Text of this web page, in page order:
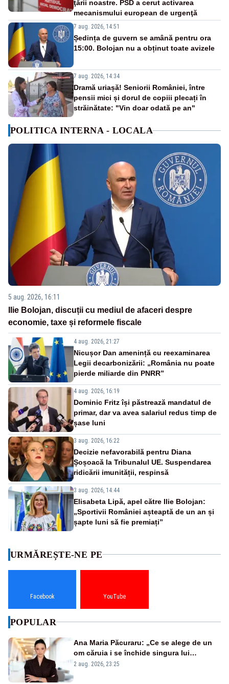
ţării noastre. PSD a cerut activarea
mecanismului european de urgenţă
7 aug. 2026, 14:51
Ședința de guvern se amână pentru ora
15:00. Bolojan nu a obținut toate avizele
7 aug. 2026, 14:34
Dramă uriașă! Seniorii României, între
pensii mici și dorul de copiii plecați în
străinătate: "Vin doar odată pe an"
POLITICA INTERNA - LOCALA
5 aug. 2026, 16:11
Ilie Bolojan, discuții cu mediul de afaceri despre
economie, taxe și reformele fiscale
4 aug. 2026, 21:27
Nicușor Dan amenință cu reexaminarea
Legii decarbonizării: „România nu poate
pierde miliarde din PNRR”
4 aug. 2026, 16:19
Dominic Fritz își păstrează mandatul de
primar, dar va avea salariul redus timp de
șase luni
3 aug. 2026, 16:22
Decizie nefavorabilă pentru Diana
Șoșoacă la Tribunalul UE. Suspendarea
ridicării imunității, respinsă
3 aug. 2026, 14:44
Elisabeta Lipă, apel către Ilie Bolojan:
„Sportivii României așteaptă de un an și
șapte luni să fie premiați”
URMĂREȘTE-NE PE
Facebook YouTube
POPULAR
Ana Maria Păcuraru: „Ce se alege de un
om căruia i se închide singura lui
portiță?”
2 aug. 2026, 23:25